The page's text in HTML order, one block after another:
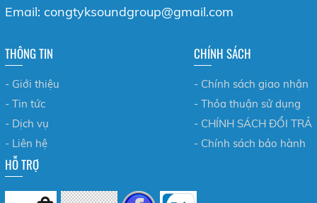
Email: congtyksoundgroup@gmail.com
THÔNG TIN
- Giới thiệu
- Tin tức
- Dịch vụ
- Liên hệ
CHÍNH SÁCH
- Chính sách giao nhận
- Thỏa thuận sử dụng
- CHÍNH SÁCH ĐỔI TRẢ
- Chính sách bảo hành
HỖ TRỢ